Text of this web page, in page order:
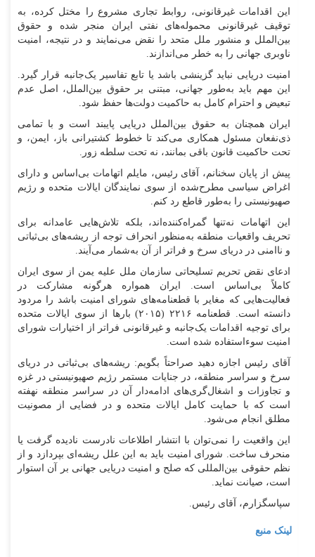
این اقدامات غیرقانونی، روابط تجاری مشروع را مختل کرده، به
توقیف غیرقانونی محموله‌های نفتی ایران منجر شده و حقوق
بین‌الملل و منشور ملل متحد را نقض می‌نمایند و در نتیجه، امنیت
ناوبری جهانی را به خطر می‌اندازند.
امنیت دریایی نباید گزینشی باشد یا تابع تفاسیر یک‌جانبه قرار گیرد.
این مهم باید به‌طور جهانی، مبتنی بر حقوق بین‌الملل، اصل عدم
تبعیض و احترام کامل به حاکمیت دولت‌ها حفظ شود.
ایران همچنان به حقوق بین‌الملل دریایی پایبند است و با تمامی
ذی‌نفعان مسئول همکاری می‌کند تا خطوط کشتیرانی باز، ایمن، و
تحت حاکمیت قانون باقی بمانند، نه تحت سلطه زور.
پیش از پایان سخنانم، آقای رئیس، مایلم اتهامات بی‌اساس و دارای
اغراض سیاسی مطرح‌شده از سوی نمایندگان ایالات متحده و رژیم
صهیونیستی را به‌طور قاطع رد کنم.
این اتهامات نه‌تنها گمراه‌کننده‌اند، بلکه تلاش‌هایی عامدانه برای
تحریف واقعیات منطقه به‌منظور انحراف توجه از ریشه‌های بی‌ثباتی
و ناامنی در دریای سرخ و فراتر از آن به‌شمار می‌آیند.
ادعای نقض تحریم تسلیحاتی سازمان ملل علیه یمن از سوی ایران
کاملاً بی‌اساس است. ایران همواره هرگونه مشارکت در
فعالیت‌هایی که مغایر با قطعنامه‌های شورای امنیت باشد را مردود
دانسته است. قطعنامه ۲۲۱۶ (۲۰۱۵) بار‌ها از سوی ایالات متحده
برای توجیه اقدامات یک‌جانبه و غیرقانونی فراتر از اختیارات شورای
امنیت سوءاستفاده شده است.
آقای رئیس اجازه دهید صراحتاً بگویم: ریشه‌های بی‌ثباتی در دریای
سرخ و سراسر منطقه، در جنایات مستمر رژیم صهیونیستی در غزه
و تجاوزات و اشغال‌گری‌های ادامه‌دار آن در سراسر منطقه نهفته
است که با حمایت کامل ایالات متحده و در فضایی از مصونیت
مطلق انجام می‌شود.
این واقعیت را نمی‌توان با انتشار اطلاعات نادرست نادیده گرفت یا
منحرف ساخت. شورای امنیت باید به این علل ریشه‌ای بپردازد و از
نظم حقوقی بین‌المللی که صلح و امنیت دریایی جهانی بر آن استوار
است، صیانت نماید.
سپاسگزارم، آقای رئیس.
لینک منبع